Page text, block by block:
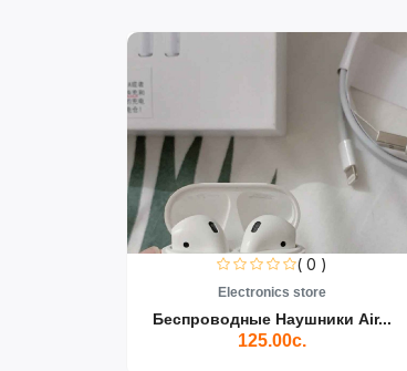
( 0 )
Electronics store
Беспроводные Наушники Air...
125.00с.